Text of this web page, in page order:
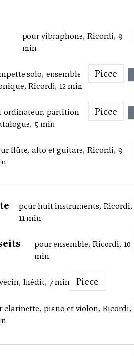
pour vibraphone, Ricordi, 9
min
solo, ensemble
Ricordi, 12 min
Piece
ordinateur, partition
5 min
Piece
flûte, alto et guitare, Ricordi, 9
pour huit instruments, Ricordi,
11 min
pour ensemble, Ricordi, 10
min
Inédit, 7 min Piece
clarinette, piano et violon, Ricordi,